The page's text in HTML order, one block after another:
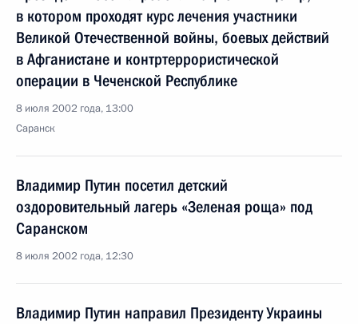
в котором проходят курс лечения участники
Великой Отечественной войны, боевых действий
в Афганистане и контртеррористической
операции в Чеченской Республике
8 июля 2002 года, 13:00
Саранск
Владимир Путин посетил детский
оздоровительный лагерь «Зеленая роща» под
Саранском
8 июля 2002 года, 12:30
Владимир Путин направил Президенту Украины